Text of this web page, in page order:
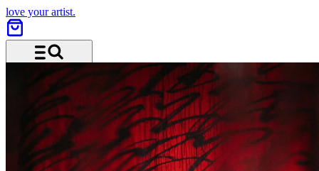
love your artist.
Menu and search